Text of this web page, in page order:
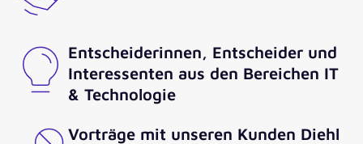
Entscheiderinnen, Entscheider und
Interessenten aus den Bereichen IT
& Technologie
Vorträge mit unseren Kunden Diehl